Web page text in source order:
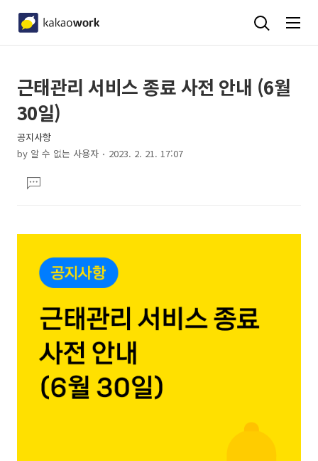
상
세
컨
텐
츠
본
문
제
목
근태관리 서비스 종료 사전 안내 (6월
30일)
공지사항
by 알 수 없는 사용자 2023. 2. 21. 17:07
문댓
글